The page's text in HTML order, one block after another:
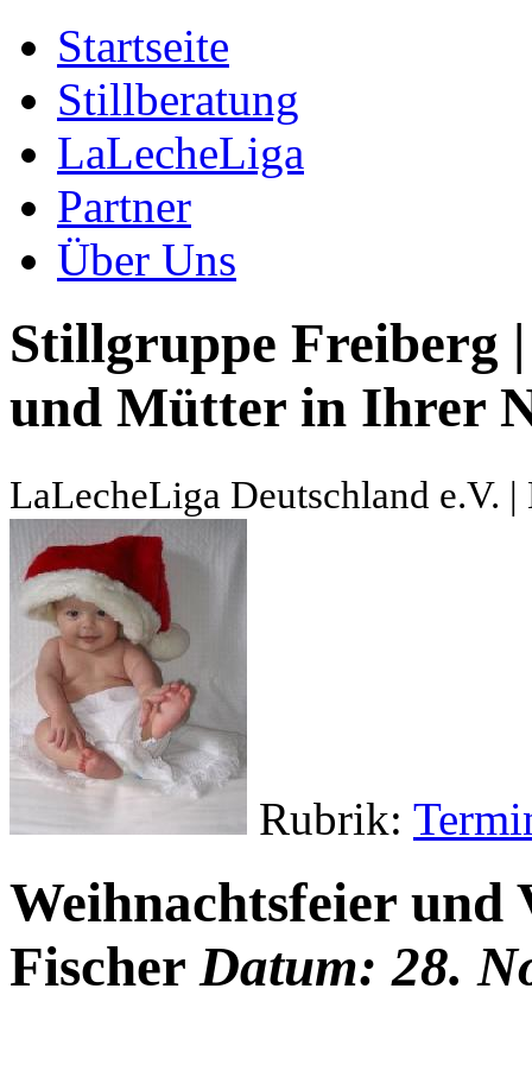
Startseite
Stillberatung
LaLecheLiga
Partner
Über Uns
Stillgruppe Freiberg
und Mütter in Ihrer
LaLecheLiga Deutschland e.V.
Rubrik:
Weihnachtsfeier und
Fischer Datum: 28.